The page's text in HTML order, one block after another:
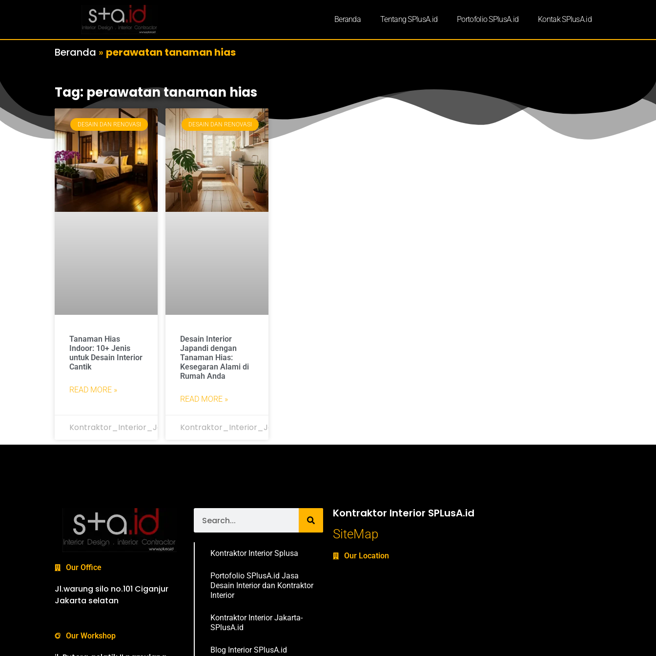
Beranda Tentang SPlusA.id Portofolio SPlusA.id Kontak SPlusA.id
Beranda » perawatan tanaman hias
Tag: perawatan tanaman hias
DESAIN DAN RENOVASI
Tanaman Hias
Indoor: 10+ Jenis
untuk Desain Interior
Cantik
READ MORE »
Kontraktor_Interior_Jakarta
DESAIN DAN RENOVASI
Desain Interior
Japandi dengan
Tanaman Hias:
Kesegaran Alami di
Rumah Anda
READ MORE »
Kontraktor_Interior_Jakarta
Our Office
Jl.warung silo no.101 Ciganjur
Jakarta selatan
Our Workshop
Kontraktor Interior Splusa
Portofolio SPlusA.id Jasa
Desain Interior dan Kontraktor
Interior
Kontraktor Interior Jakarta-
SPlusA.id
Blog Interior SPlusA.id
Kontraktor Interior SPLusA.id
SiteMap
Our Location